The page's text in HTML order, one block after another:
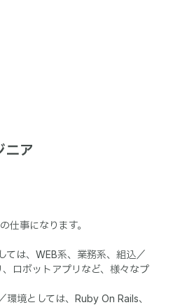
ニア
仕事になります。
ては、WEB系、業務系、組込／
ロボットアプリなど、様々なプ
環境としては、Ruby On Rails、